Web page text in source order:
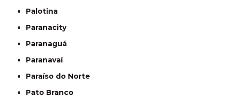
Palotina
Paranacity
Paranaguá
Paranavaí
Paraíso do Norte
Pato Branco